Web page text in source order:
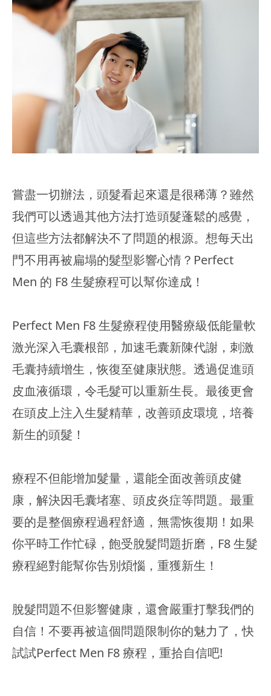
嘗盡一切辦法，頭髮看起來還是很稀薄？雖然
我們可以透過其他方法打造頭髮蓬鬆的感覺，
但這些方法都解決不了問題的根源。想每天出
門不用再被扁塌的髮型影響心情？Perfect
Men 的 F8 生髮療程可以幫你達成！
Perfect Men F8 生髮療程使用醫療級低能量軟
激光深入毛囊根部，加速毛囊新陳代謝，刺激
毛囊持續增生，恢復至健康狀態。透過促進頭
皮血液循環，令毛髮可以重新生長。最後更會
在頭皮上注入生髮精華，改善頭皮環境，培養
新生的頭髮！
療程不但能增加髮量，還能全面改善頭皮健
康，解決因毛囊堵塞、頭皮炎症等問題。最重
要的是整個療程過程舒適，無需恢復期！如果
你平時工作忙碌，飽受脫髮問題折磨，F8 生髮
療程絕對能幫你告別煩惱，重獲新生！
脫髮問題不但影響健康，還會嚴重打擊我們的
自信！不要再被這個問題限制你的魅力了，快
試試Perfect Men F8 療程，重拾自信吧!